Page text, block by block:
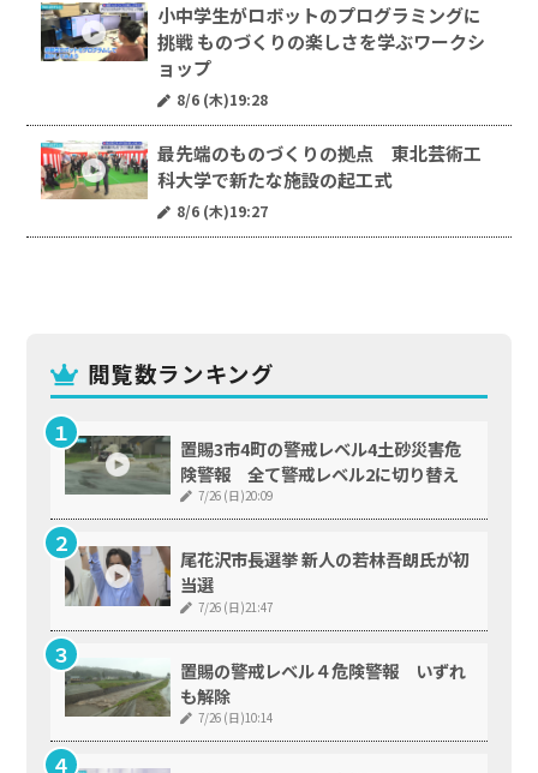
閲覧数ランキング
置賜3市4町の警戒レベル4土砂災害危
険警報 全て警戒レベル2に切り替え
7/26 (日)20:09
尾花沢市長選挙 新人の若林吾朗氏が初
当選
7/26 (日)21:47
置賜の警戒レベル４危険警報 いずれ
も解除
7/26 (日)10:14
小中学生がロボットのプログラミングに
挑戦 ものづくりの楽しさを学ぶワークシ
ョップ
8/6 (木)19:28
最先端のものづくりの拠点 東北芸術工
科大学で新たな施設の起工式
8/6 (木)19:27